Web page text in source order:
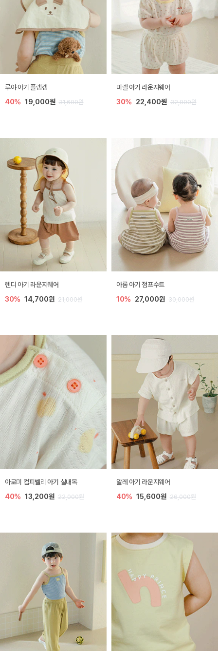
루야 아기 플랩캡
40% 19,000원 31,600원
미렐 아기 라운지웨어
30% 22,400원 32,000원
렌디 아기 라운지웨어
30% 14,700원 21,000원
아롬 아기 점프수트
10% 27,000원 30,000원
아로미 컴피벨리 아기 실내복
40% 13,200원 22,000원
알레 아기 라운지웨어
40% 15,600원 26,000원